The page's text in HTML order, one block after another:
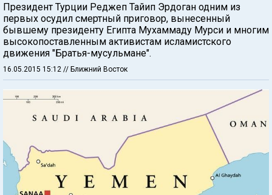
Президент Турции Реджеп Тайип Эрдоган одним из
первых осудил смертный приговор, вынесенный
бывшему президенту Египта Мухаммаду Мурси и многим
высокопоставленным активистам исламистского
движения "Братья-мусульмане".
16.05.2015 15:12 // Ближний Восток